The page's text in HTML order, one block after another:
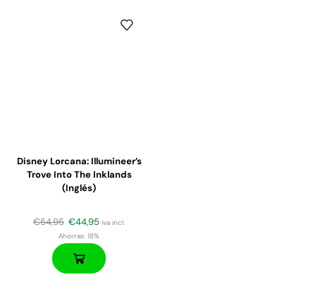
Disney Lorcana: Illumineer’s
Trove Into The Inklands
(Inglés)
€54,95 €44,95 iva incl.
Ahorras: 18%